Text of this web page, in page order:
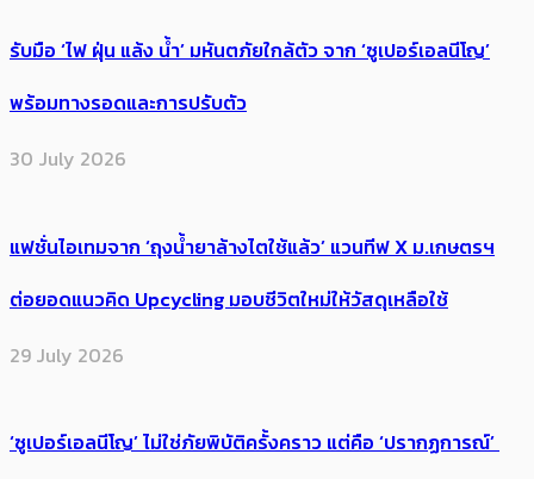
รับมือ ‘ไฟ ฝุ่น แล้ง น้ำ’ มหันตภัยใกล้ตัว จาก ‘ซูเปอร์เอลนีโญ’
พร้อมทางรอดและการปรับตัว
30 July 2026
แฟชั่นไอเทมจาก ‘ถุงน้ำยาล้างไตใช้แล้ว’ แวนทีฟ X ม.เกษตรฯ
ต่อยอดแนวคิด Upcycling มอบชีวิตใหม่ให้วัสดุเหลือใช้
29 July 2026
‘ซูเปอร์เอลนีโญ’ ไม่ใช่ภัยพิบัติครั้งคราว แต่คือ ‘ปรากฏการณ์’ ​